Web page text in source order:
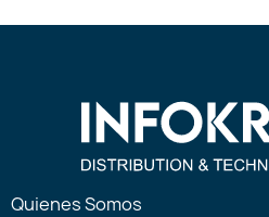
Quienes Somos